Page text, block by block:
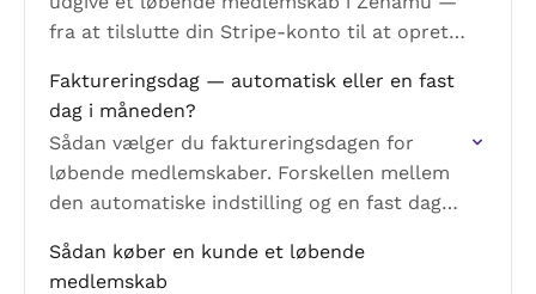
fra at tilslutte din Stripe-konto til at oprette
kunderne.
Faktureringsdag — automatisk eller en fast
dag i måneden?
Sådan vælger du faktureringsdagen for
løbende medlemskaber. Forskellen mellem
den automatiske indstilling og en fast dag
forholdsmæssige betalinger.
Sådan køber en kunde et løbende
medlemskab